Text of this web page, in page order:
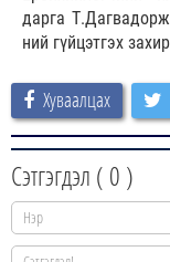
дарга
ний гүйцэтгэх
Хуваалцах
Сэтгэгдэл ( 0 )